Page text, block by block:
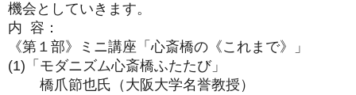
機会としていきます。
内 容：
《第１部》ミニ講座「心斎橋の《これまで》」
(1)「モダニズム心斎橋ふたたび」
橋爪節也氏（大阪大学名誉教授）